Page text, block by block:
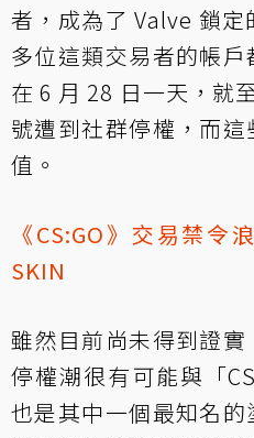
者，成為了 Valve 鎖定
多位這類交易者的帳
在 6 月 28 日一天，就
號遭到社群停權，而
值。
《CS:GO》交易禁令
SKIN
雖然目前尚未得到證
停權潮很有可能與「
也是其中一個最知名的